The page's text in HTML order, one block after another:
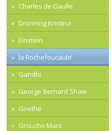
Charles de Gaulle
Dronning Kristina
Einstein
la Rochefoucauld
Gandhi
George Bernard Shaw
Goethe
Groucho Marx